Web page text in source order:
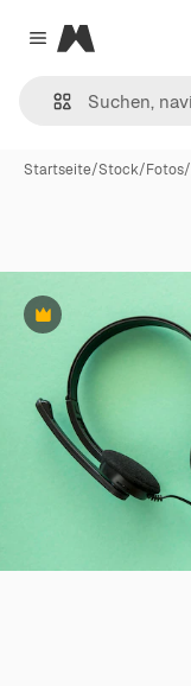
Close menu
Magnific
Startseite/Stock/Fotos/
Premium